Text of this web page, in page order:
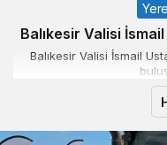
Balıkesir Valisi
Balıkesir Valisi İsmail